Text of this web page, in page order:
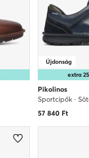
extra
Újdonság
Pikolinos
Sportcipők ·
57 840Ft